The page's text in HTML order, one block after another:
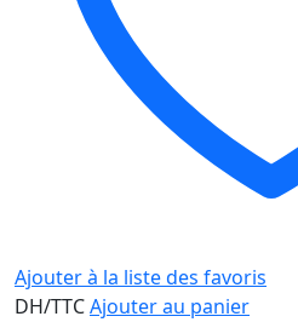
Ajouter à la liste des favoris
DH/TTCAjouter au panier